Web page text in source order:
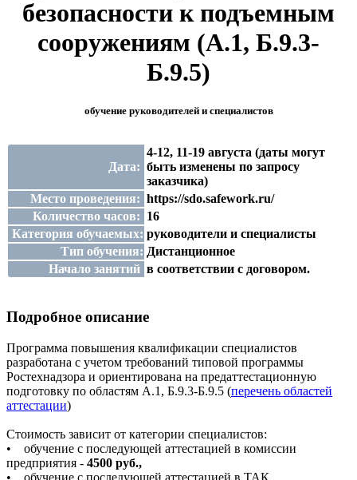
безопасности к подъемным
сооружениям (А.1, Б.9.3-
Б.9.5)
обучение руководителей и специалистов
Дата:
4-12, 11-19 августа (даты могут
быть изменены по запросу
заказчика)
Место проведения: https://sdo.safework.ru/
Количество часов: 16
Категория обучаемых: руководители и специалисты
Тип обучения: Дистанционное
Начало занятий в соответствии с договором.
Подробное описание
Программа повышения квалификации специалистов
разработана с учетом требований типовой программы
Ростехнадзора и ориентирована на предаттестационную
подготовку по областям А.1, Б.9.3-Б.9.5 (перечень областей
аттестации)
Стоимость зависит от категории специалистов:
• обучение с последующей аттестацией в комиссии
предприятия - 4500 руб.,
• обучение с последующей аттестацией в ТАК